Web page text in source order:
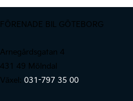
FÖRENADE BIL GÖTEBORG
Arnegårdsgatan 4
431 49 Mölndal
Växel: 031-797 35 00